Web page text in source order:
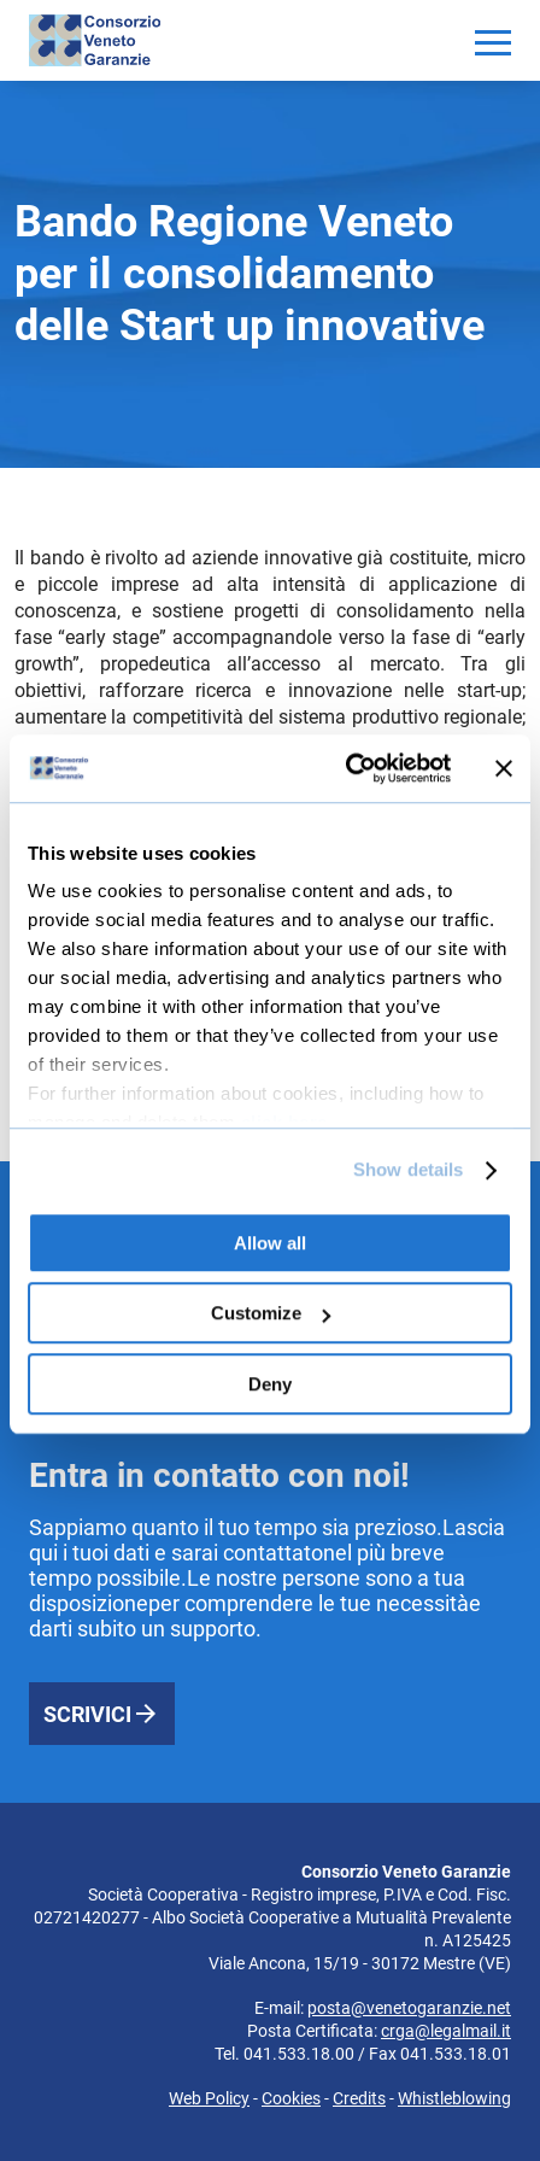
This website uses cookies
We use cookies to personalise content and ads, to
provide social media features and to analyse our traffic.
We also share information about your use of our site with
our social media, advertising and analytics partners who
may combine it with other information that you’ve
provided to them or that they’ve collected from your use
of their services.
For further information about cookies, including how to
Show details
Allow all
Customize
Deny
Bando Regione Veneto
per il consolidamento
delle Start up innovative
Il bando è rivolto ad aziende innovative già costituite, micro
e piccole imprese ad alta intensità di applicazione di
conoscenza, e sostiene progetti di consolidamento nella
fase “early stage” accompagnandole verso la fase di “early
growth”, propedeutica all’accesso al mercato. Tra gli
obiettivi, rafforzare ricerca e innovazione nelle start-up;
aumentare la competitività del sistema produttivo regionale;
qualificato, con particolare attenzione ai giovani; favorire la
collaborazione con organismi di ricerca; incentivare
del progetto da parte del mercato.
perduto, con gestione amministrativa affidata ad Avepa. Le
domande potranno essere presentate dal 12 marzo al 21
maggio 2026.
file_download Scheda sintetica bando
Entra in contatto con noi!
Sappiamo quanto il tuo tempo sia prezioso.Lascia
qui i tuoi dati e sarai contattatonel più breve
tempo possibile.Le nostre persone sono a tua
disposizioneper comprendere le tue necessitàe
darti subito un supporto.
SCRIVICI
Consorzio Veneto Garanzie
Società Cooperativa - Registro imprese, P.IVA e Cod. Fisc.
02721420277 - Albo Società Cooperative a Mutualità Prevalente
n. A125425
Viale Ancona, 15/19 - 30172 Mestre (VE)
E-mail: posta@venetogaranzie.net
Posta Certificata:crga@legalmail.it
Tel. 041.533.18.00 / Fax 041.533.18.01
Web Policy-Cookies-Credits-Whistleblowing